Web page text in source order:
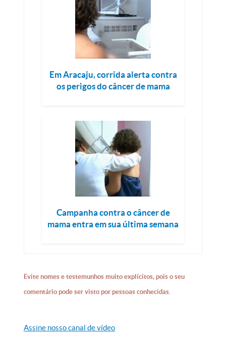
Em Aracaju, corrida alerta contra
os perigos do câncer de mama
Campanha contra o câncer de
mama entra em sua última semana
Evite nomes e testemunhos muito explícitos, pois o seu
comentário pode ser visto por pessoas conhecidas.
Assine nosso canal de vídeo